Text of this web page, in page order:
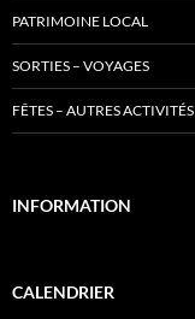
PATRIMOINE LOCAL
SORTIES – VOYAGES
FÊTES – AUTRES ACTIVITÉS
INFORMATION
CALENDRIER